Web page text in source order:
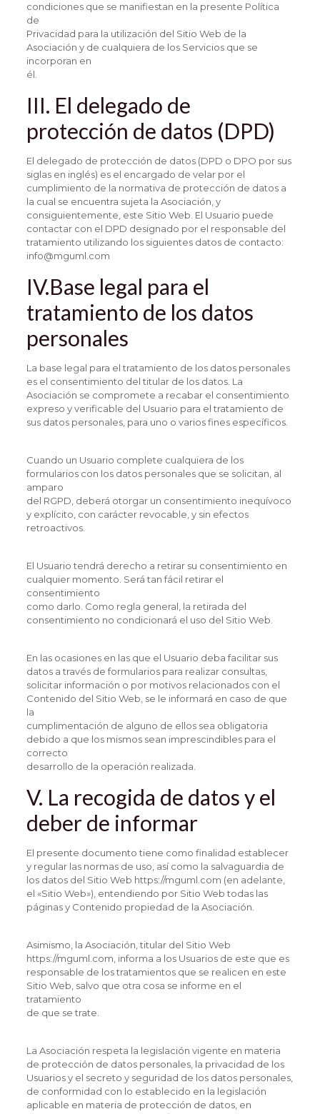
condiciones que se manifiestan en la presente Política
de
Privacidad para la utilización del Sitio Web de la
Asociación y de cualquiera de los Servicios que se
incorporan en
él.
III. El delegado de
protección de datos (DPD)
El delegado de protección de datos (DPD o DPO por sus
siglas en inglés) es el encargado de velar por el
cumplimiento de la normativa de protección de datos a
la cual se encuentra sujeta la Asociación, y
consiguientemente, este Sitio Web. El Usuario puede
contactar con el DPD designado por el responsable del
tratamiento utilizando los siguientes datos de contacto:
info@mguml.com
IV.Base legal para el
tratamiento de los datos
personales
La base legal para el tratamiento de los datos personales
es el consentimiento del titular de los datos. La
Asociación se compromete a recabar el consentimiento
expreso y verificable del Usuario para el tratamiento de
sus datos personales, para uno o varios fines específicos.
Cuando un Usuario complete cualquiera de los
formularios con los datos personales que se solicitan, al
amparo
del RGPD, deberá otorgar un consentimiento inequívoco
y explícito, con carácter revocable, y sin efectos
retroactivos.
El Usuario tendrá derecho a retirar su consentimiento en
cualquier momento. Será tan fácil retirar el
consentimiento
como darlo. Como regla general, la retirada del
consentimiento no condicionará el uso del Sitio Web.
En las ocasiones en las que el Usuario deba facilitar sus
datos a través de formularios para realizar consultas,
solicitar información o por motivos relacionados con el
Contenido del Sitio Web, se le informará en caso de que
la
cumplimentación de alguno de ellos sea obligatoria
debido a que los mismos sean imprescindibles para el
correcto
desarrollo de la operación realizada.
V. La recogida de datos y el
deber de informar
El presente documento tiene como finalidad establecer
y regular las normas de uso, así como la salvaguardia de
los datos del Sitio Web https://mguml.com (en adelante,
el «Sitio Web»), entendiendo por Sitio Web todas las
páginas y Contenido propiedad de la Asociación.
Asimismo, la Asociación, titular del Sitio Web
https://mguml.com, informa a los Usuarios de este que es
responsable de los tratamientos que se realicen en este
Sitio Web, salvo que otra cosa se informe en el
tratamiento
de que se trate.
La Asociación respeta la legislación vigente en materia
de protección de datos personales, la privacidad de los
Usuarios y el secreto y seguridad de los datos personales,
de conformidad con lo establecido en la legislación
aplicable en materia de protección de datos, en